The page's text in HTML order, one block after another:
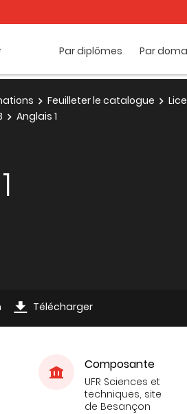
Par diplômes Par
Feuilleter le catalogue
Anglais 1
Télécharger
Composante
UFR Sciences et
techniques, site
de Besançon